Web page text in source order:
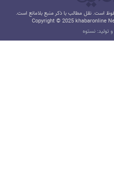
است. نقل مطالب با ذکر منبع بلامانع است.
Copyright © 2025 khabaronline
تولید: نستوه